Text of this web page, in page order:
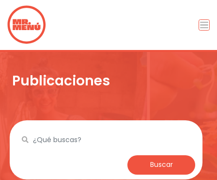
Publicaciones
Buscar